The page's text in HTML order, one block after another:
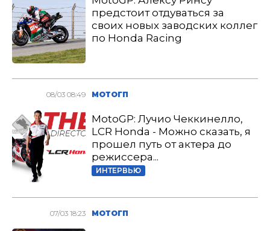
предстоит отдуваться за
своих новых заводских коллег
по Honda Racing
08/03 08:49 МОТОГП
MotoGP: Лучио Чеккинелло,
LCR Honda - Можно сказать, я
прошел путь от актера до
режиссера...
ИНТЕРВЬЮ
07/03 18:23 МОТОГП